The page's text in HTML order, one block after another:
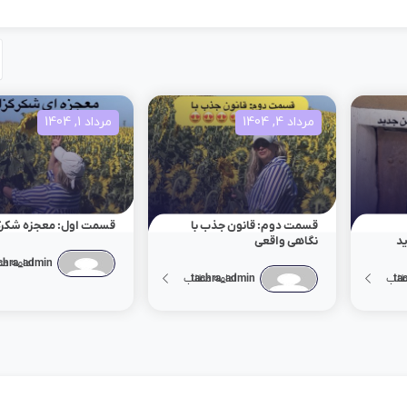
مرداد 4, 1404
قسمت دوم: قانون جذب با
نگاهی واقعی
tachra_admin
ادامه مطلب
مرداد 1, 1404
قسمت اول: معجزه
ادامه